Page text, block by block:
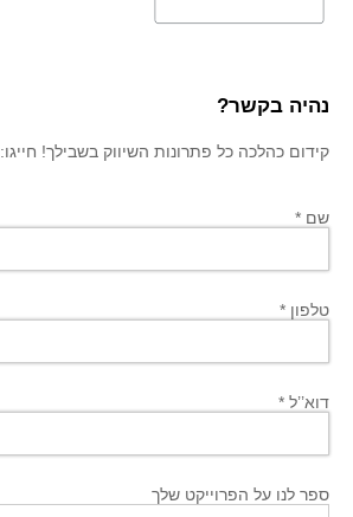
נהיה בקשר?
קידום כהלכה כל פתרונות השיווק בשבילך! חייגו: 072-3932747
שם *
טלפון *
דוא’’ל *
ספר לנו על הפרוייקט שלך